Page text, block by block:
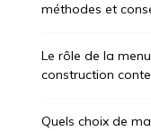
méthodes et
Le rôle de la
construction
Quels choix de